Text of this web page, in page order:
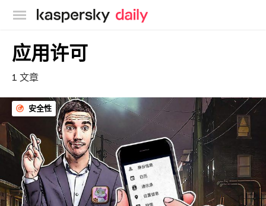
卡巴斯基官方博客
应用许可
1 文章
安全性